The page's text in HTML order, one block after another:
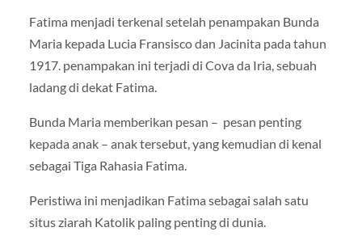
Fatima menjadi terkenal setelah penampakan Bunda
Maria kepada Lucia Fransisco dan Jacinita pada tahun
1917. penampakan ini terjadi di Cova da Iria, sebuah
ladang di dekat Fatima.
Bunda Maria memberikan pesan – pesan penting
kepada anak – anak tersebut, yang kemudian di kenal
sebagai Tiga Rahasia Fatima.
Peristiwa ini menjadikan Fatima sebagai salah satu
situs ziarah Katolik paling penting di dunia.